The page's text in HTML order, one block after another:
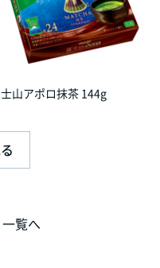
山アポロ抹茶 144g
覧へ